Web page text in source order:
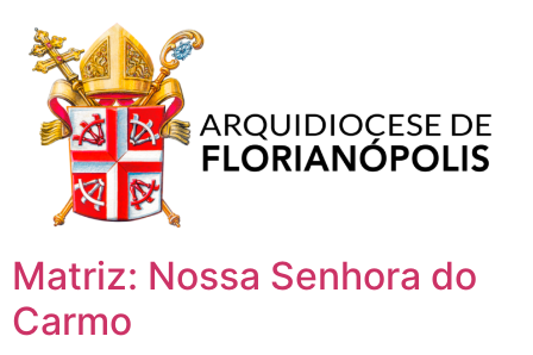
Matriz: Nossa Senhora do
Carmo